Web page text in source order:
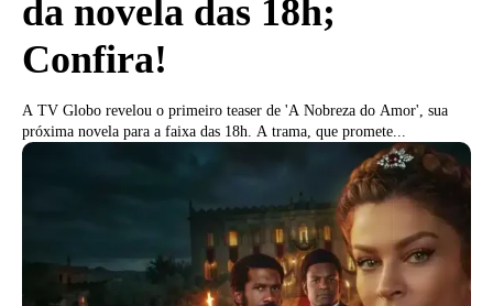
da novela das 18h;
Confira!
A TV Globo revelou o primeiro teaser de 'A Nobreza do Amor', sua
próxima novela para a faixa das 18h. A trama, que promete...